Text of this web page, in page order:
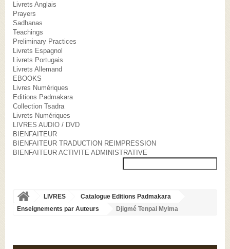
Livrets Anglais
Prayers
Sadhanas
Teachings
Preliminary Practices
Livrets Espagnol
Livrets Portugais
Livrets Allemand
EBOOKS
Livres Numériques
Editions Padmakara
Collection Tsadra
Livrets Numériques
LIVRES AUDIO / DVD
BIENFAITEUR
BIENFAITEUR TRADUCTION REIMPRESSION
BIENFAITEUR ACTIVITE ADMINISTRATIVE
LIVRES
Catalogue Editions Padmakara
Enseignements par Auteurs
Djigmé Tenpai Myima